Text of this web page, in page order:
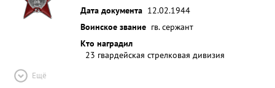
Дата документа 12.02.1944
Воинское звание гв. сержант
Кто наградил
23 гвардейская стрелковая дивизия
Ещё